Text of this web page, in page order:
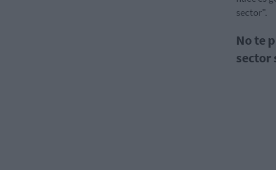
sector".
No te
sector